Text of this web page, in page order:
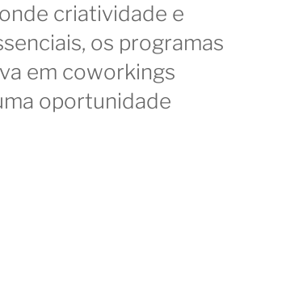
criatividade e
os programas
em coworkings
oportunidade